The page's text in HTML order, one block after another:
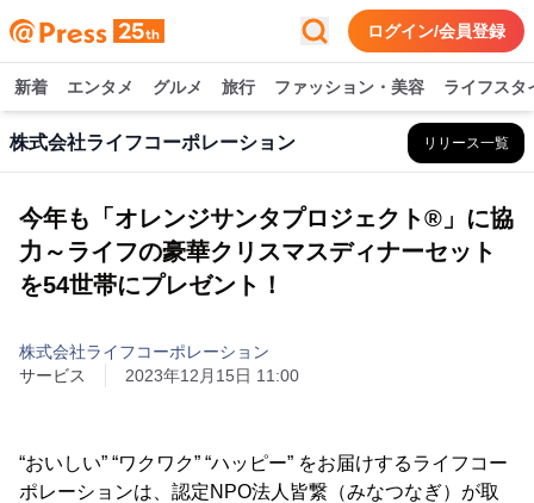
ログイン/会員登録
新着 エンタメ グルメ 旅行 ファッション・美容 ライフスタ
株式会社ライフコーポレーション リリース一覧
今年も「オレンジサンタプロジェクト®」に協
力～ライフの豪華クリスマスディナーセット
を54世帯にプレゼント！
株式会社ライフコーポレーション
サービス
2023年12月15日 11:00
“おいしい” “ワクワク” “ハッピー” をお届けするライフコー
ポレーションは、認定NPO法人皆繋（みなつなぎ）が取